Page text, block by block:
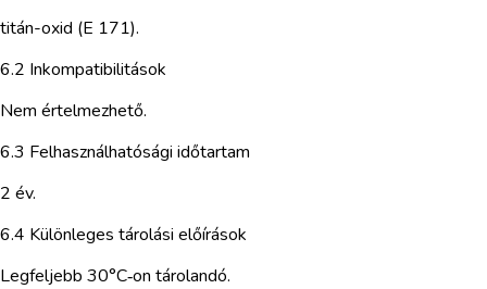
titán-oxid (E 171).
6.2 Inkompatibilitások
Nem értelmezhető.
6.3 Felhasználhatósági időtartam
2 év.
6.4 Különleges tárolási előírások
Legfeljebb 30°C‑on tárolandó.